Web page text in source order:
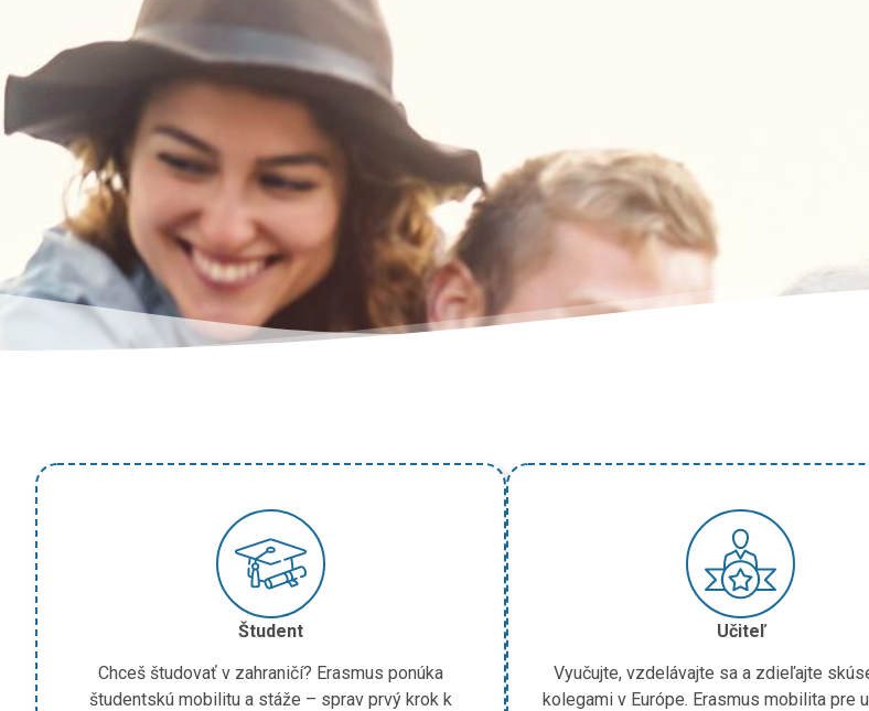
Študent
Chceš študovať v zahraničí? Erasmus ponúka
študentskú mobilitu a stáže – sprav prvý krok k
Učiteľ
Vyučujte, vzdelávajte sa a zdieľajte
kolegami v Európe. Erasmus mobilita pre